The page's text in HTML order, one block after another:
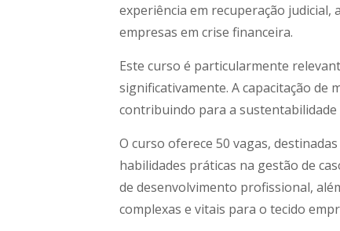
experiência em recuperação
empresas em crise financeira.
Este curso é particularmente
significativamente. A capacitação de
contribuindo para a sustentabilidade
O curso oferece 50 vagas,
habilidades práticas na gestão de
de desenvolvimento profissional,
complexas e vitais para o tecido